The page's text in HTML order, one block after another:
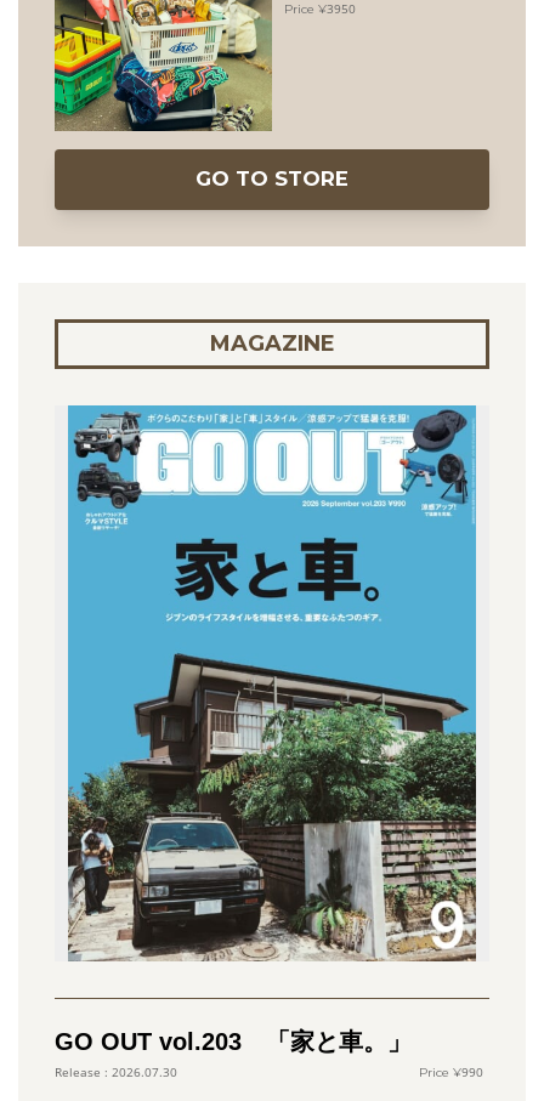
3950
GO TO STORE
MAGAZINE
GO OUT vol.203 「家と車。」
2026.07.30 990